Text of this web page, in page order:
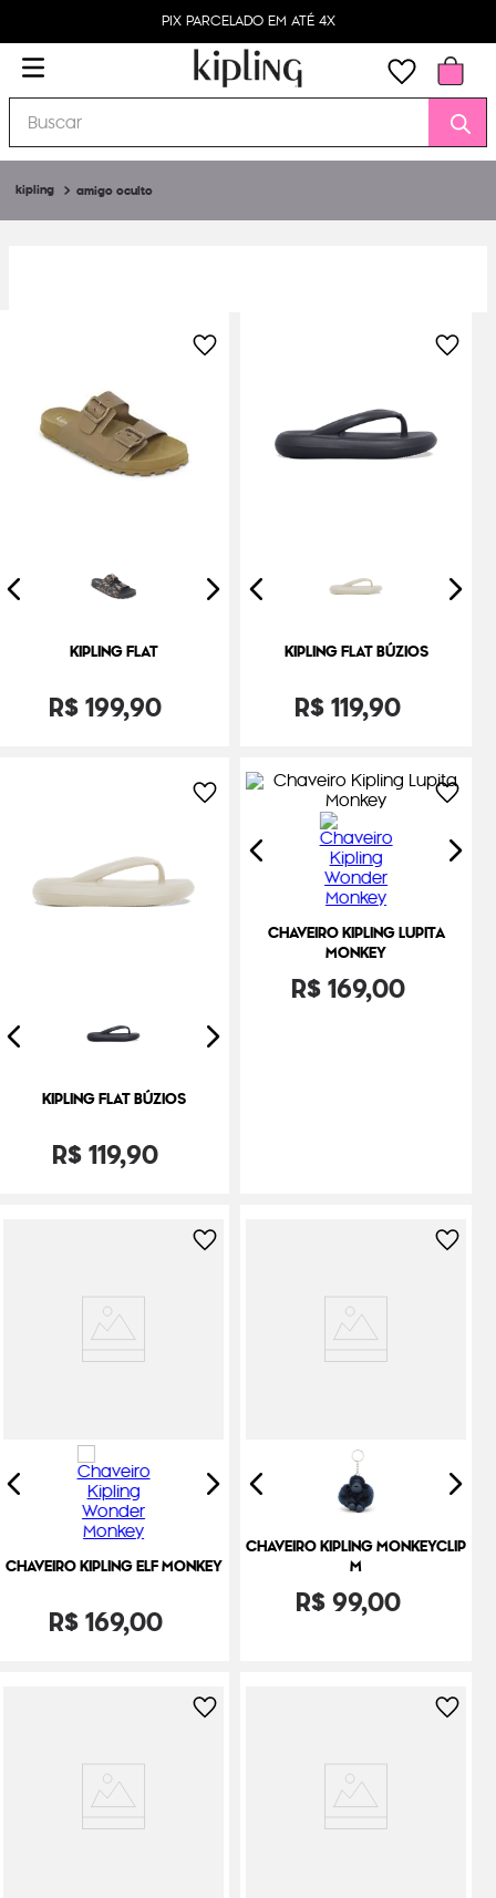
PIX PARCELADO EM ATÉ 4X
Buscar
amigo oculto
KIPLING FLAT
R$199,90
KIPLING FLAT BÚZIOS
R$119,90
KIPLING FLAT BÚZIOS
R$119,90
CHAVEIRO KIPLING LUPITA
MONKEY
R$169,00
CHAVEIRO KIPLING ELF MONKEY
R$169,00
CHAVEIRO KIPLING MONKEYCLIP
M
R$99,00